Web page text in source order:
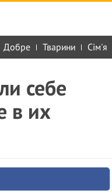
Добре Тварини Сім'я
себе
в их